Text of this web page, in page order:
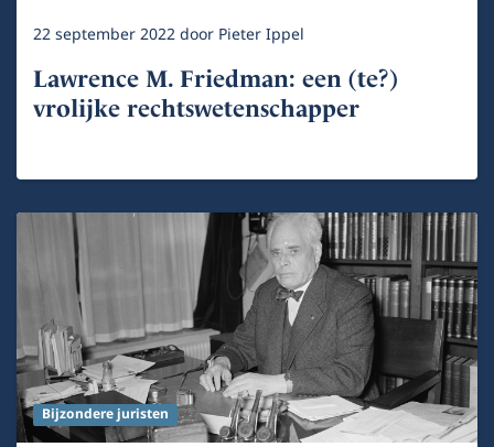
22 september 2022door Pieter Ippel
Lawrence M. Friedman: een (te?)
vrolijke rechtswetenschapper
Bijzondere juristen